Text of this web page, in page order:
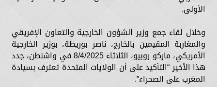
الأولى.
وخلال لقاء جمع وزير الشؤون الخارجية والتعاون الإفريقي
والمغاربة المقيمين بالخارج، ناصر بوريطة، بوزير الخارجية
الأمريكي، ماركو روبيو، الثلاثاء 8/4/2025 في واشنطن، جدد
هذا الأخير “التأكيد على أن الولايات المتحدة تعترف بسيادة
المغرب على الصحراء”.